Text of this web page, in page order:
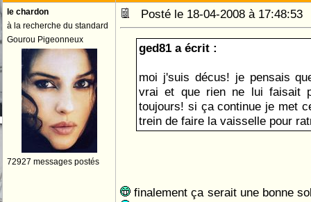
le chardon
à la recherche du standard
Gourou Pigeonneux
72927 messages postés
Posté le 18-04-2008 à
ged81 a écrit :
moi j'suis décus! je pensais
vrai et que rien ne lui faisait
toujours! si ça continue je met
trein de faire la vaisselle pour
finalement ça serait une bonne